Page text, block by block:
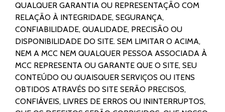
QUALQUER GARANTIA OU REPRESENTAÇÃO COM
RELAÇÃO À INTEGRIDADE, SEGURANÇA,
CONFIABILIDADE, QUALIDADE, PRECISÃO OU
DISPONIBILIDADE DO SITE. SEM LIMITAR O ACIMA,
NEM A MCC NEM QUALQUER PESSOA ASSOCIADA À
MCC REPRESENTA OU GARANTE QUE O SITE, SEU
CONTEÚDO OU QUAISQUER SERVIÇOS OU ITENS
OBTIDOS ATRAVÉS DO SITE SERÃO PRECISOS,
CONFIÁVEIS, LIVRES DE ERROS OU ININTERRUPTOS,